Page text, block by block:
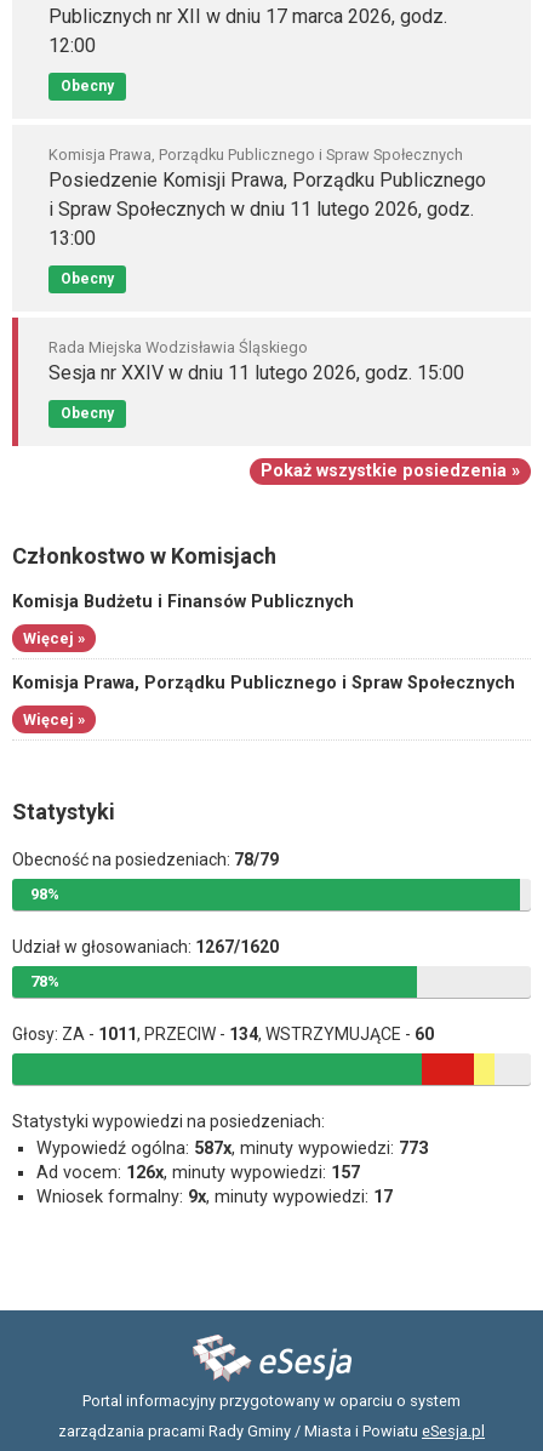
Publicznych nr XII w dniu 17 marca 2026, godz.
12:00
Obecny
Komisja Prawa, Porządku Publicznego i Spraw Społecznych
Posiedzenie Komisji Prawa, Porządku Publicznego
i Spraw Społecznych w dniu 11 lutego 2026, godz.
13:00
Obecny
Rada Miejska Wodzisławia Śląskiego
Sesja nr XXIV w dniu 11 lutego 2026, godz. 15:00
Obecny
Pokaż wszystkie posiedzenia »
Członkostwo w Komisjach
Komisja Budżetu i Finansów Publicznych
Więcej »
Komisja Prawa, Porządku Publicznego i Spraw Społecznych
Więcej »
Statystyki
Obecność na posiedzeniach: 78/79
98%
Udział w głosowaniach: 1267/1620
78%
Głosy: ZA - 1011, PRZECIW - 134, WSTRZYMUJĄCE - 60
Statystyki wypowiedzi na posiedzeniach:
Wypowiedź ogólna: 587x, minuty wypowiedzi: 773
Ad vocem: 126x, minuty wypowiedzi: 157
Wniosek formalny: 9x, minuty wypowiedzi: 17
Portal informacyjny przygotowany w oparciu o system
zarządzania pracami Rady Gminy / Miasta i Powiatu eSesja.pl